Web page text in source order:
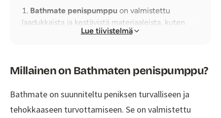
Bathmate penispumppu on valmistettu
laadukkaista ja kestävistä materiaaleista, kuten
polykarbonaatista ja ruostumattomasta
tekee siitä tehokkaan ja turvallisen vaihtoehdon
Pumppua voidaan käyttää sekä
että kylpyammeessa, ja käytön aikana on
Lue tiivistelmä
Millainen on Bathmaten penispumppu?
Bathmate on suunniteltu peniksen turvalliseen ja
tehokkaaseen turvottamiseen. Se on valmistettu